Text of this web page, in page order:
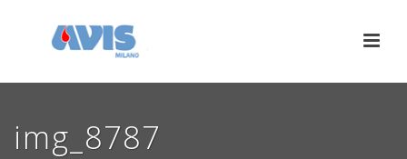
img_8787